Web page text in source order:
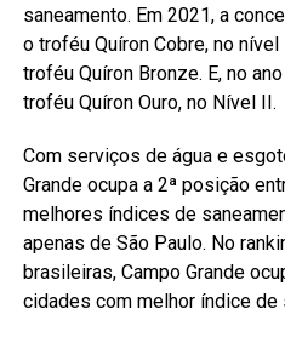
saneamento. Em 2021, a
o troféu Quíron Cobre, no
troféu Quíron Bronze. E, no
troféu Quíron Ouro, no Nível II.
Com serviços de água e
Grande ocupa a 2ª posição
melhores índices de
apenas de São Paulo. No
brasileiras, Campo Grande
cidades com melhor índice